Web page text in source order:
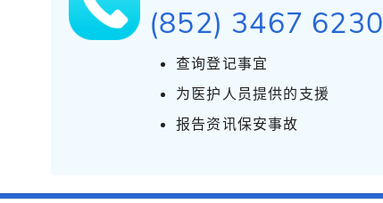
(852) 3467 6230
查询登记事宜
为医护人员提供的支援
报告资讯保安事故